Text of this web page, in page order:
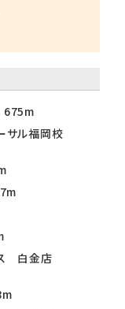
675m
ーサル福岡校
ス 白金店